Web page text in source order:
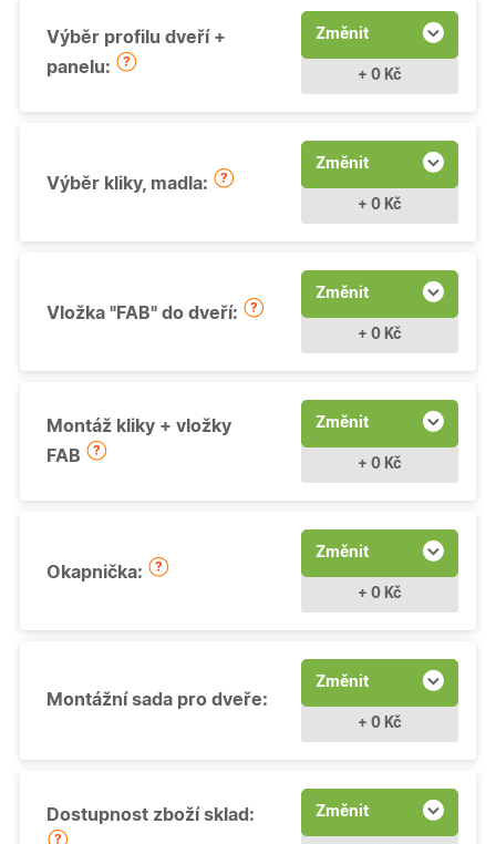
Výběr profilu dveří +
panelu:
Změnit
+ 0 Kč
Výběr kliky, madla:
Změnit
+ 0 Kč
Vložka "FAB" do dveří:
Změnit
+ 0 Kč
Montáž kliky + vložky
FAB
Změnit
+ 0 Kč
Okapnička:
Změnit
+ 0 Kč
Montážní sada pro dveře:
Změnit
+ 0 Kč
Dostupnost zboží sklad: Změnit